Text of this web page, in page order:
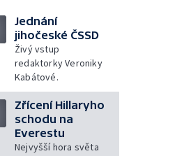
Jednání
jihočeské ČSSD
Živý vstup
redaktorky Veroniky
Kabátové.
Zřícení Hillaryho
schodu na
Everestu
Nejvyšší hora světa